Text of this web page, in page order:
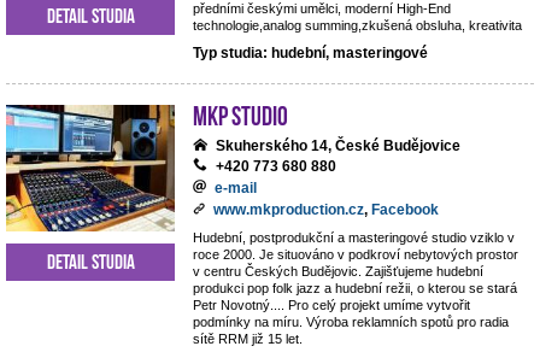
předními českými umělci, moderní High-End
technologie,analog summing,zkušená obsluha, kreativita
Typ studia: hudební, masteringové
Detail studia
MKP STUDIO
Skuherského 14, České Budějovice
+420 773 680 880
e-mail
www.mkproduction.cz, Facebook
Hudební, postprodukční a masteringové studio vziklo v
roce 2000. Je situováno v podkroví nebytových prostor
v centru Českých Budějovic. Zajišťujeme hudební
produkci pop folk jazz a hudební režii, o kterou se stará
Petr Novotný.... Pro celý projekt umíme vytvořit
podmínky na míru. Výroba reklamních spotů pro radia
sítě RRM již 15 let.
Detail studia